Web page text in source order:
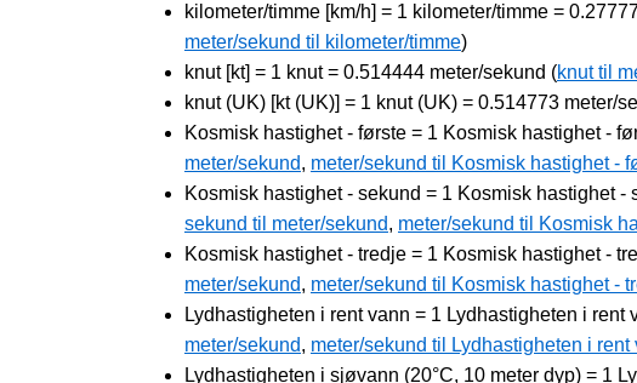
kilometer/timme [km/h] = 1 kilometer/timme =
meter/sekund til kilometer/timme)
knut [kt] = 1 knut = 0.514444 meter/sekund (knut til
knut (UK) [kt (UK)] = 1 knut (UK) = 0.514773 meter/
Kosmisk hastighet - første = 1 Kosmisk hastighet -
meter/sekund, meter/sekund til Kosmisk hastighet -
Kosmisk hastighet - sekund = 1 Kosmisk hastighet -
sekund til meter/sekund, meter/sekund til Kosmisk
Kosmisk hastighet - tredje = 1 Kosmisk hastighet -
meter/sekund, meter/sekund til Kosmisk hastighet -
Lydhastigheten i rent vann = 1 Lydhastigheten i rent
meter/sekund, meter/sekund til Lydhastigheten i rent
Lydhastigheten i sjøvann (20°C, 10 meter dyp) = 1